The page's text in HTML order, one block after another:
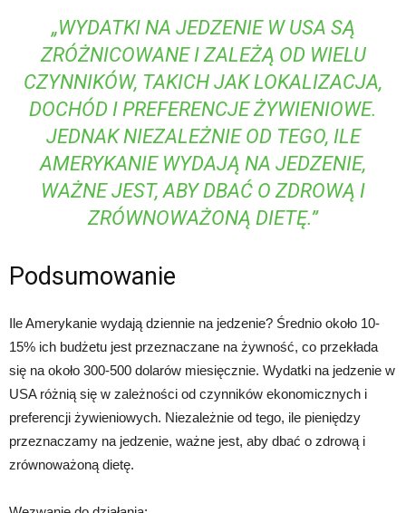
„WYDATKI NA JEDZENIE W USA SĄ
ZRÓŻNICOWANE I ZALEŻĄ OD WIELU
CZYNNIKÓW, TAKICH JAK LOKALIZACJA,
DOCHÓD I PREFERENCJE ŻYWIENIOWE.
JEDNAK NIEZALEŻNIE OD TEGO, ILE
AMERYKANIE WYDAJĄ NA JEDZENIE,
WAŻNE JEST, ABY DBAĆ O ZDROWĄ I
ZRÓWNOWAŻONĄ DIETĘ.”
Podsumowanie
Ile Amerykanie wydają dziennie na jedzenie? Średnio około 10-
15% ich budżetu jest przeznaczane na żywność, co przekłada
się na około 300-500 dolarów miesięcznie. Wydatki na jedzenie w
USA różnią się w zależności od czynników ekonomicznych i
preferencji żywieniowych. Niezależnie od tego, ile pieniędzy
przeznaczamy na jedzenie, ważne jest, aby dbać o zdrową i
zrównoważoną dietę.